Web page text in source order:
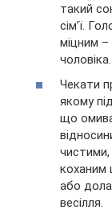
такий
сім’ї.
міцним –
чоловіка.
Чекати
якому
що
чистими,
коханим
або
весілля.